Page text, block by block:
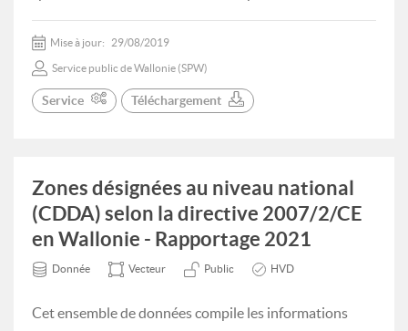
Mise à jour: 29/08/2019
Service public de Wallonie (SPW)
Service Téléchargement
Zones désignées au niveau national
(CDDA) selon la directive 2007/2/CE
en Wallonie - Rapportage 2021
Donnée Vecteur Public HVD
Cet ensemble de données compile les informations